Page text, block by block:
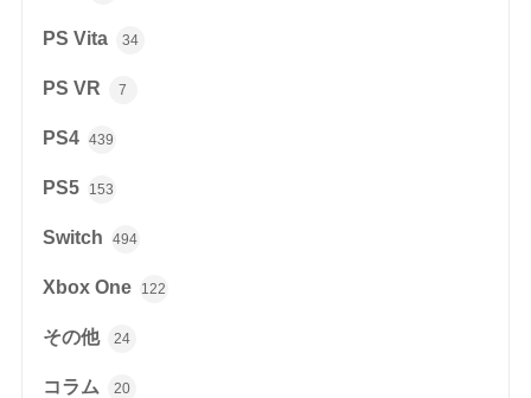
PS Vita 34
PS VR 7
PS4 439
PS5 153
Switch 494
Xbox One 122
その他 24
コラム 20